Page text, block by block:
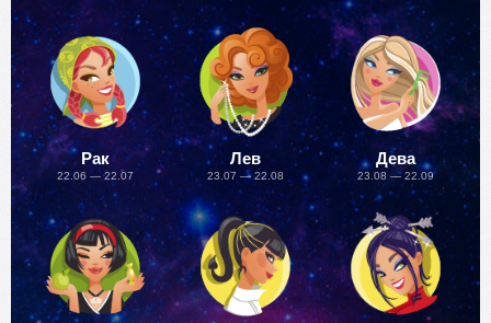
Рак
22.06 — 22.07
Лев
23.07 — 22.08
Дева
23.08 — 22.09